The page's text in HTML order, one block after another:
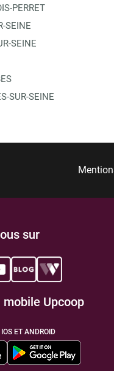
PERRET
SEINE
SEINE
SUR-SEINE
sur
mobile Upcoop
ET ANDROID